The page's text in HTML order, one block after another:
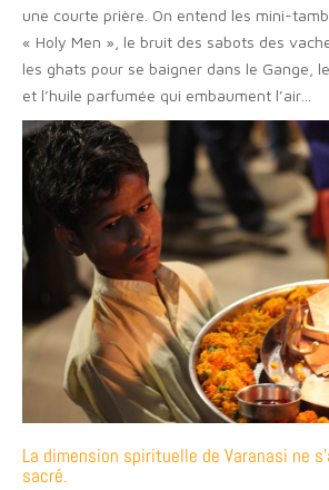
une courte prière. On entend les mini-
« Holy Men », le bruit des sabots des
les ghats pour se baigner dans le Gange,
et l’huile parfumée qui embaument l’air…
La dimension spirituelle de Varanasi ne
sacré.